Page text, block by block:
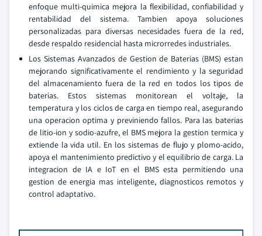
enfoque multi-quimica mejora la flexibilidad, confiabilidad y
rentabilidad del sistema. Tambien apoya soluciones
personalizadas para diversas necesidades fuera de la red,
desde respaldo residencial hasta microrredes industriales.
Los Sistemas Avanzados de Gestion de Baterias (BMS) estan
mejorando significativamente el rendimiento y la seguridad
del almacenamiento fuera de la red en todos los tipos de
baterias. Estos sistemas monitorean el voltaje, la
temperatura y los ciclos de carga en tiempo real, asegurando
una operacion optima y previniendo fallos. Para las baterias
de litio-ion y sodio-azufre, el BMS mejora la gestion termica y
extiende la vida util. En los sistemas de flujo y plomo-acido,
apoya el mantenimiento predictivo y el equilibrio de carga. La
integracion de IA e IoT en el BMS esta permitiendo una
gestion de energia mas inteligente, diagnosticos remotos y
control adaptativo.